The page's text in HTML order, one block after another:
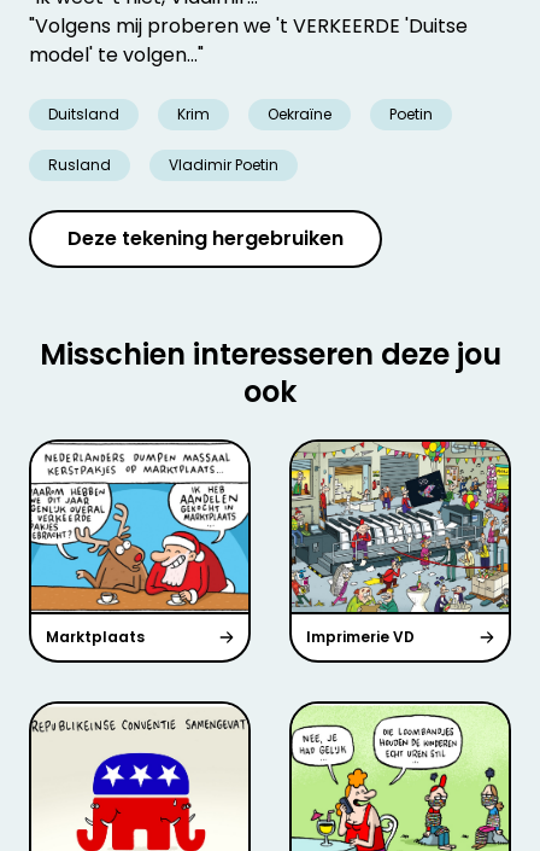
"Volgens mij proberen we 't VERKEERDE 'Duitse
model' te volgen..."
Duitsland Krim Oekraïne Poetin
Rusland Vladimir Poetin
Deze tekening hergebruiken
Misschien interesseren deze jou
ook
Marktplaats Imprimerie VD